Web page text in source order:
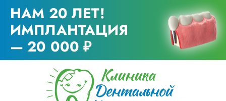
НАМ 20 ЛЕТ!
ИМПЛАНТАЦИЯ
— 20 000 ₽